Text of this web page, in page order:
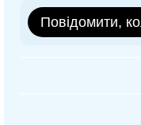
Повідомити,